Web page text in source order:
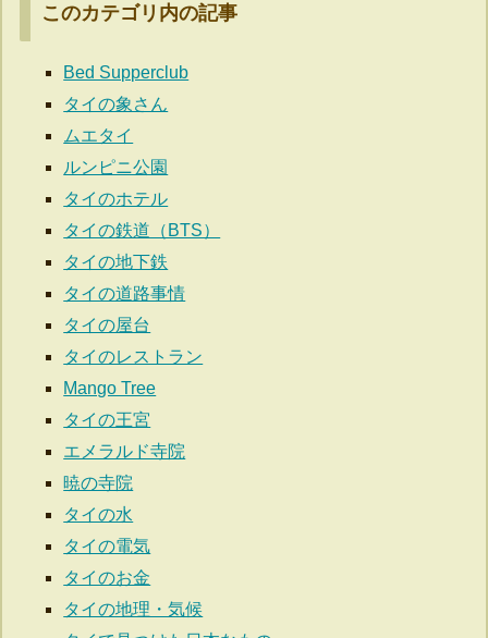
このカテゴリ内の記事
Bed Supperclub
タイの象さん
ムエタイ
ルンピニ公園
タイのホテル
タイの鉄道（BTS）
タイの地下鉄
タイの道路事情
タイの屋台
タイのレストラン
Mango Tree
タイの王宮
エメラルド寺院
暁の寺院
タイの水
タイの電気
タイのお金
タイの地理・気候